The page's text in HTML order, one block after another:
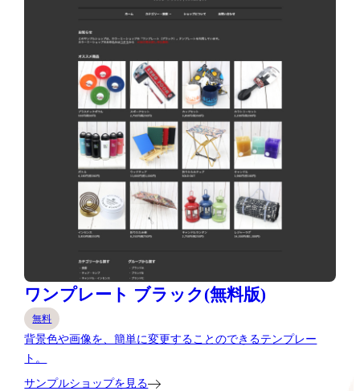
ワンプレート ブラック(無料版)
無料
背景色や画像を、簡単に変更することのできるテンプレー
ト。
サンプルショップを見る